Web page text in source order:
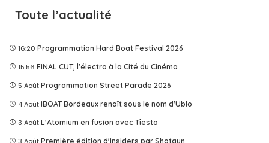
Toute l’actualité
16:20 Programmation Hard Boat Festival 2026
15:56 FINAL CUT, l'électro à la Cité du Cinéma
5 Août Programmation Street Parade 2026
4 Août IBOAT Bordeaux renaît sous le nom d'Ublo
3 Août L’Atomium en fusion avec Tîesto
3 Août Première édition d'Insiders par Shotgun